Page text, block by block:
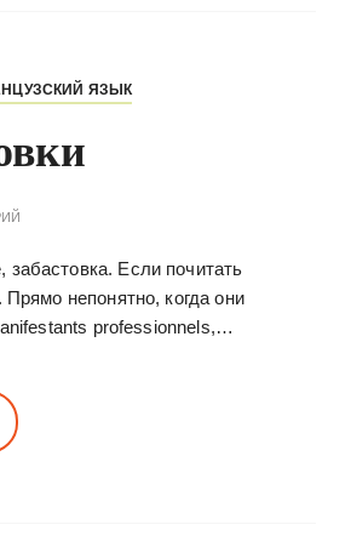
ЯЗЫК
Если почитать
непонятно, когда они
professionnels,…